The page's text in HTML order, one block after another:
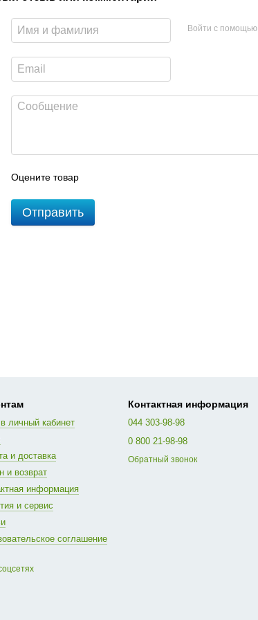
Войти с помощью
Оцените товар
Отправить
личный кабинет
и доставка
и возврат
информация
и сервис
соглашение
Контактная информация
044 303-98-98
0 800 21-98-98
Обратный звонок